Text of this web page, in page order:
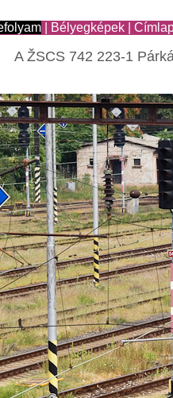
Bélyegképek
A ŽSCS 742 223-1